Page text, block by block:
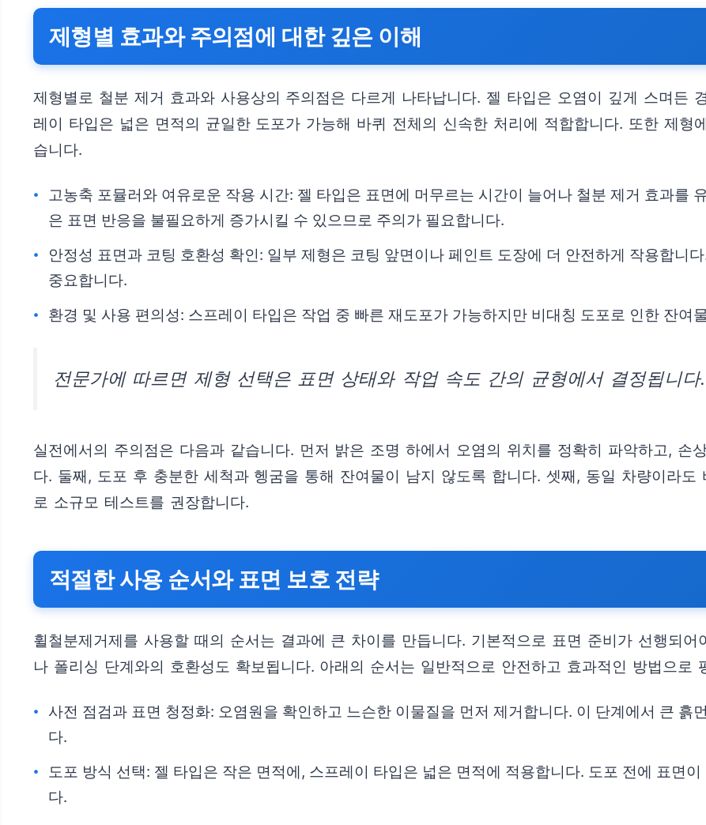
제형별 효과와 주의점에 대한 깊은 이해
제형별로 철분 제거 효과와 사용상의 주의점은 다르게 나타납니다. 젤 타입은 오염이 깊게 스며든
레이 타입은 넓은 면적의 균일한 도포가 가능해 바퀴 전체의 신속한 처리에 적합합니다. 또한 제형
습니다.
고농축 포뮬러와 여유로운 작용 시간: 젤 타입은 표면에 머무르는 시간이 늘어나 철분 제거 효과를
은 표면 반응을 불필요하게 증가시킬 수 있으므로 주의가 필요합니다.
안정성 표면과 코팅 호환성 확인: 일부 제형은 코팅 앞면이나 페인트 도장에 더 안전하게 작용합니
중요합니다.
환경 및 사용 편의성: 스프레이 타입은 작업 중 빠른 재도포가 가능하지만 비대칭 도포로 인한 잔여
전문가에 따르면 제형 선택은 표면 상태와 작업 속도 간의 균형에서 결정됩니다.
실전에서의 주의점은 다음과 같습니다. 먼저 밝은 조명 하에서 오염의 위치를 정확히 파악하고, 손
다. 둘째, 도포 후 충분한 세척과 헹굼을 통해 잔여물이 남지 않도록 합니다. 셋째, 동일 차량이라
로 소규모 테스트를 권장합니다.
적절한 사용 순서와 표면 보호 전략
휠철분제거제를 사용할 때의 순서는 결과에 큰 차이를 만듭니다. 기본적으로 표면 준비가 선행되
나 폴리싱 단계와의 호환성도 확보됩니다. 아래의 순서는 일반적으로 안전하고 효과적인 방법으로
사전 점검과 표면 청정화: 오염원을 확인하고 느슨한 이물질을 먼저 제거합니다. 이 단계에서 큰 흙
다.
도포 방식 선택: 젤 타입은 작은 면적에, 스프레이 타입은 넓은 면적에 적용합니다. 도포 전에 표면
다.